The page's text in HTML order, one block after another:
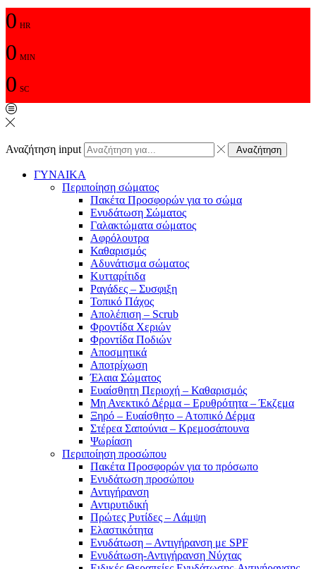
0 HR
0 MIN
0 SC
Αναζήτηση input Αναζήτηση
ΓΥΝΑΙΚΑ
Περιποίηση σώματος
Πακέτα Προσφορών για το σώμα
Ενυδάτωση Σώματος
Γαλακτώματα σώματος
Αφρόλουτρα
Καθαρισμός
Αδυνάτισμα σώματος
Κυτταρίτιδα
Ραγάδες – Συσφιξη
Τοπικό Πάχος
Απολέπιση – Scrub
Φροντίδα Χεριών
Φροντίδα Ποδιών
Αποσμητικά
Αποτρίχωση
Έλαια Σώματος
Ευαίσθητη Περιοχή – Καθαρισμός
Μη Ανεκτικό Δέρμα – Ερυθρότητα – Έκζεμα
Ξηρό – Ευαίσθητο – Ατοπικό Δέρμα
Στέρεα Σαπούνια – Κρεμοσάπουνα
Ψωρίαση
Περιποίηση προσώπου
Πακέτα Προσφορών για το πρόσωπο
Ενυδάτωση προσώπου
Αντιγήρανση
Αντιρυτιδική
Πρώτες Ρυτίδες – Λάμψη
Ελαστικότητα
Ενυδάτωση – Αντιγήρανση με SPF
Ενυδάτωση-Αντιγήρανση Νύχτας